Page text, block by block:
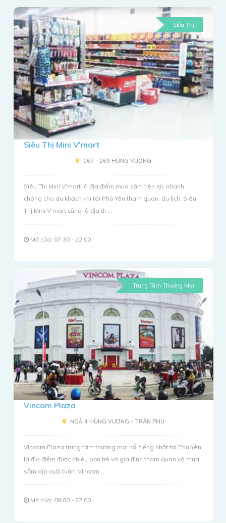
Siêu Thị
Siêu Thị Mini V'mart
167 - 169 HÙNG VƯƠNG
Siêu Thị Mini V'mart là địa điểm mua sắm tiện lợi, nhanh
chóng cho du khách khi tói Phú Yên tham quan, du lịch. Siêu
Thị Mini V'mart cũng là địa đi ...
Mở cửa: 07:30 - 22:00
Trung Tâm Thương Mại
Vincom Plaza
NGÃ 4 HÙNG VƯƠNG - TRẦN PHÚ
Vincom Plaza trung tâm thương mại nổi tiếng nhất tại Phú Yên,
là địa điểm được nhiều bạn trẻ và gia đình tham quan và mua
sắm dịp cuối tuần. Vincom ...
Mở cửa: 08:00 - 22:00